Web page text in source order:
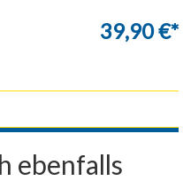
39,90 €*
ebenfalls